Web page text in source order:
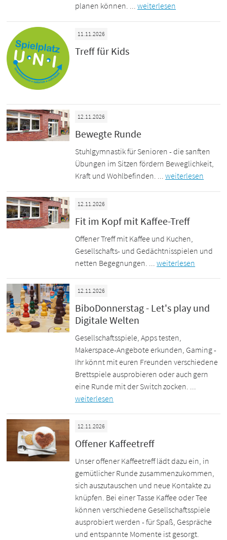
planen können. ...weiterlesen
11.11.2026
Treff für Kids
12.11.2026
Bewegte Runde
Stuhlgymnastik für Senioren - die sanften
Übungen im Sitzen fördern Beweglichkeit,
Kraft und Wohlbefinden. ...weiterlesen
12.11.2026
Fit im Kopf mit Kaffee-Treff
Offener Treff mit Kaffee und Kuchen,
Gesellschafts- und Gedächtnisspielen und
netten Begegnungen. ...weiterlesen
12.11.2026
BiboDonnerstag - Let's play und
Digitale Welten
Gesellschaftsspiele, Apps testen,
Makerspace-Angebote erkunden, Gaming -
Ihr könnt mit euren Freunden verschiedene
Brettspiele ausprobieren oder auch gern
eine Runde mit der Switch zocken. ...
weiterlesen
12.11.2026
Offener Kaffeetreff
Unser offener Kaffeetreff lädt dazu ein, in
gemütlicher Runde zusammenzukommen,
sich auszutauschen und neue Kontakte zu
knüpfen. Bei einer Tasse Kaffee oder Tee
können verschiedene Gesellschaftsspiele
ausprobiert werden - für Spaß, Gespräche
und entspannte Momente ist gesorgt.